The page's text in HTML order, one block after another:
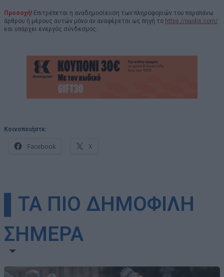
Προσοχή! Επιτρέπεται η αναδημοσίευση των πληροφοριών του παραπάνω
άρθρου ή μέρους αυτών μόνο αν αναφέρεται ως πηγή το https://paidis.com/
και υπάρχει ενεργός σύνδεσμος.
Κοινοποιήστε:
Facebook X
▌ΤΑ ΠΙΟ ΔΗΜΟΦΙΛΗ
ΣΗΜΕΡΑ